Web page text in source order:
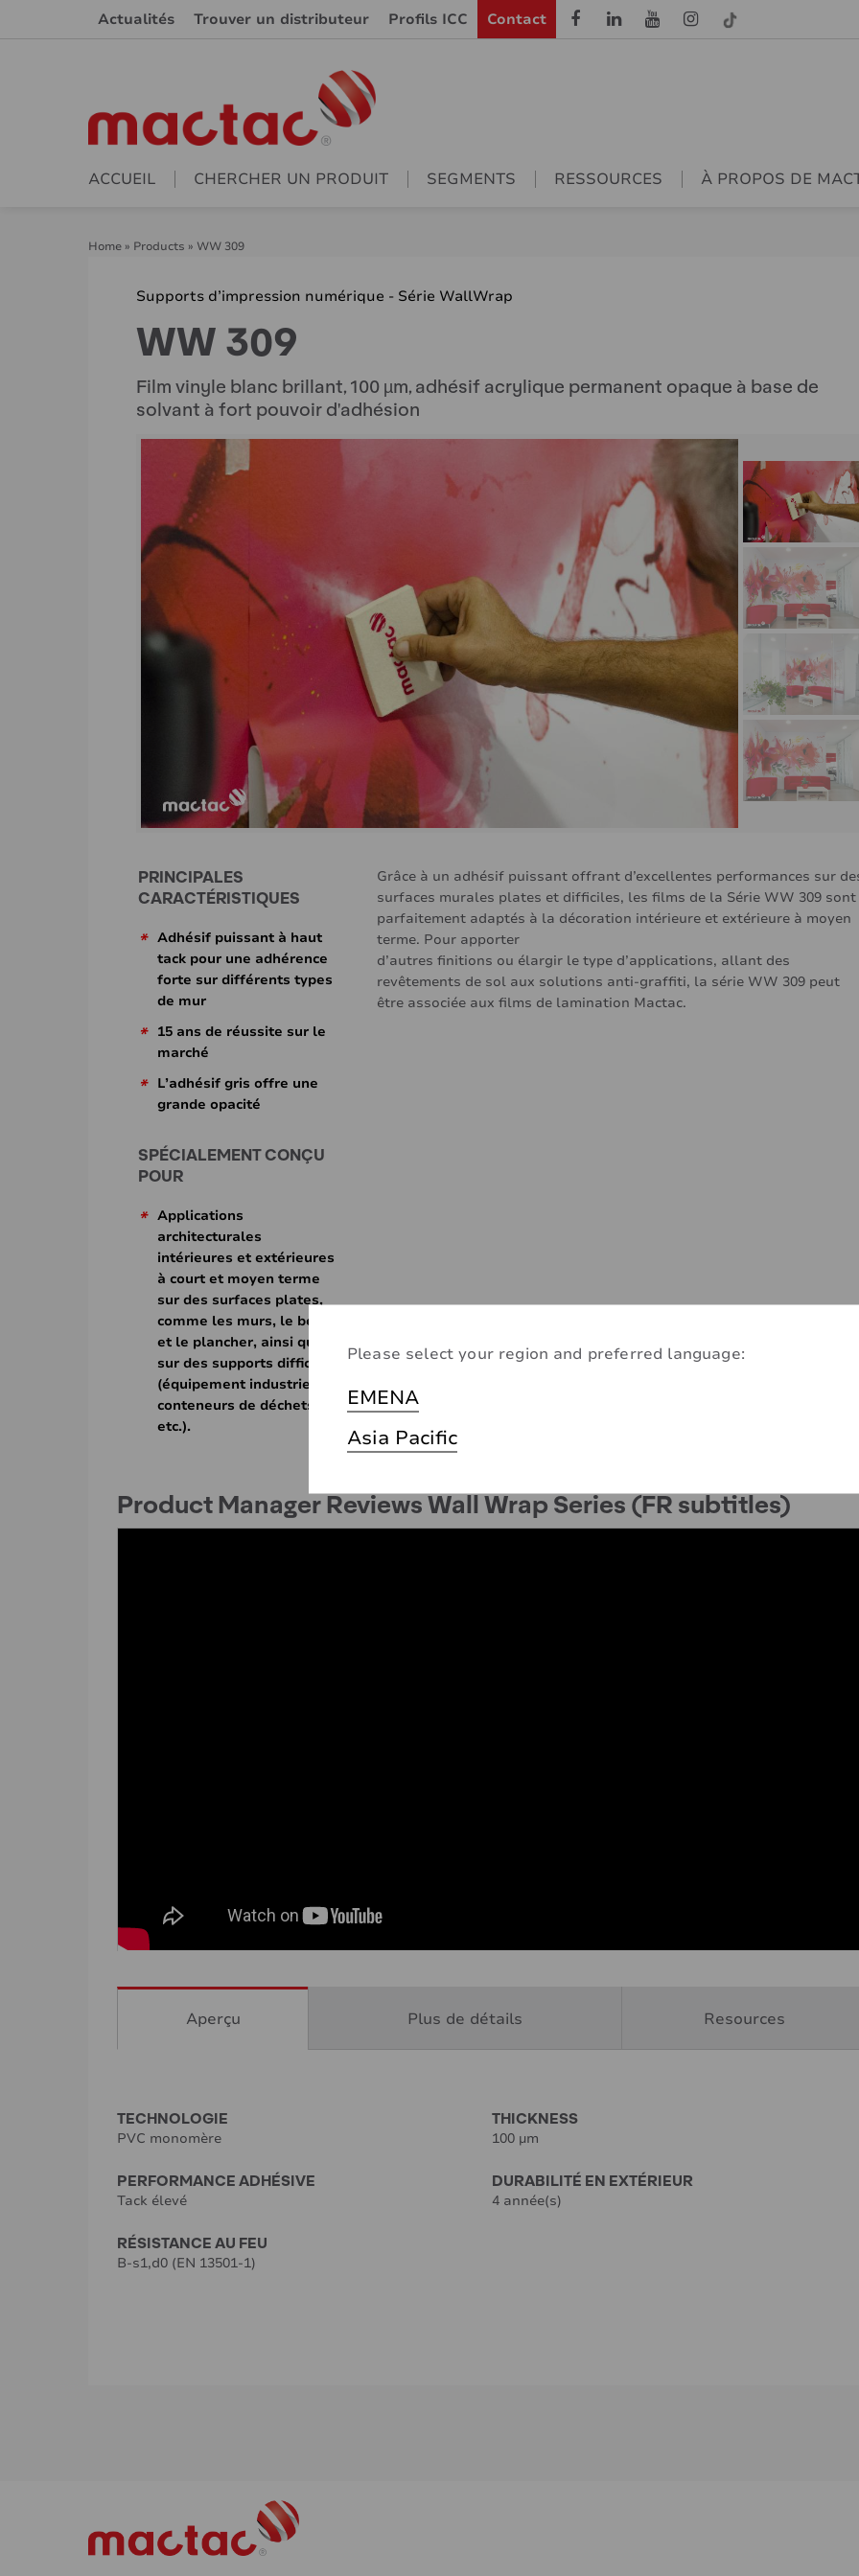
Actualités Trouver un distributeur Profils ICC Contact
Please select your region and preferred language:
EMENA
Asia Pacific
ACCUEIL CHERCHER UN PRODUIT SEGMENTS RESSOURCES À PROPOS DE
Home » Products » WW 309
Supports d’impression numérique - Série WallWrap
WW 309
Film vinyle blanc brillant, 100 µm, adhésif acrylique permanent opaque à base de
solvant à fort pouvoir d'adhésion
PRINCIPALES
CARACTÉRISTIQUES
* Adhésif puissant à haut
tack pour une adhérence
forte sur différents types
de mur
*
15 ans de réussite sur le
marché
*
L’adhésif gris offre une
grande opacité
SPÉCIALEMENT CONÇU
POUR
* Applications
architecturales
intérieures et extérieures
à court et moyen terme
sur des surfaces plates,
comme les murs, le béton
et le plancher, ainsi que
sur des supports difficiles
(équipement industriel,
conteneurs de déchets,
etc.).
Grâce à un adhésif puissant offrant d’excellentes performances sur
surfaces murales plates et difficiles, les films de la Série WW 309 sont
parfaitement adaptés à la décoration intérieure et extérieure à moyen
terme. Pour apporter
d’autres finitions ou élargir le type d’applications, allant des
revêtements de sol aux solutions anti-graffiti, la série WW 309 peut
être associée aux films de lamination Mactac.
Product Manager Reviews Wall Wrap Series (FR subtitles)
Aperçu Plus de détails Resources
TECHNOLOGIE
PVC monomère
THICKNESS
100 µm
PERFORMANCE ADHÉSIVE
Tack élevé
DURABILITÉ EN EXTÉRIEUR
4 année(s)
RÉSISTANCE AU FEU
B-s1,d0 (EN 13501-1)